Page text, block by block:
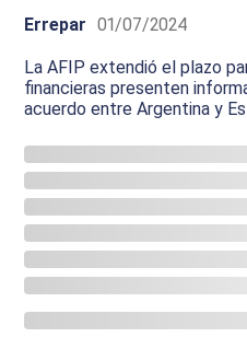
Errepar 01/07/2024
La AFIP extendió el plazo
financieras presenten
acuerdo entre Argentina y